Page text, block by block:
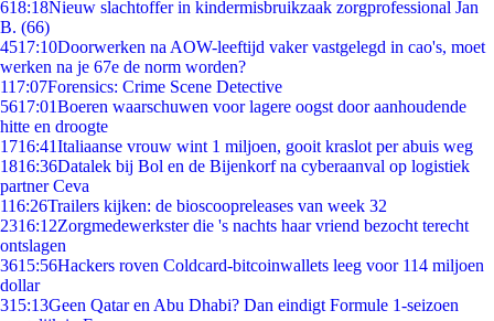
618:18Nieuw slachtoffer in kindermisbruikzaak zorgprofessional Jan
B. (66)
4517:10Doorwerken na AOW-leeftijd vaker vastgelegd in cao's, moet
werken na je 67e de norm worden?
117:07Forensics: Crime Scene Detective
5617:01Boeren waarschuwen voor lagere oogst door aanhoudende
hitte en droogte
1716:41Italiaanse vrouw wint 1 miljoen, gooit kraslot per abuis weg
1816:36Datalek bij Bol en de Bijenkorf na cyberaanval op logistiek
partner Ceva
116:26Trailers kijken: de bioscoopreleases van week 32
2316:12Zorgmedewerkster die 's nachts haar vriend bezocht terecht
ontslagen
3615:56Hackers roven Coldcard-bitcoinwallets leeg voor 114 miljoen
dollar
315:13Geen Qatar en Abu Dhabi? Dan eindigt Formule 1-seizoen